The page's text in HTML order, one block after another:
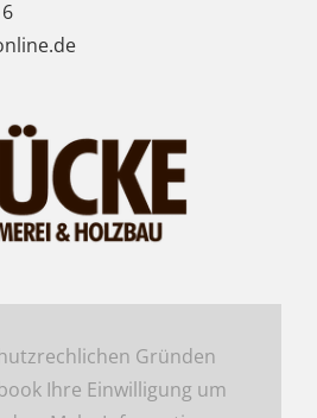
Gründen
Ihre Einwilligung um